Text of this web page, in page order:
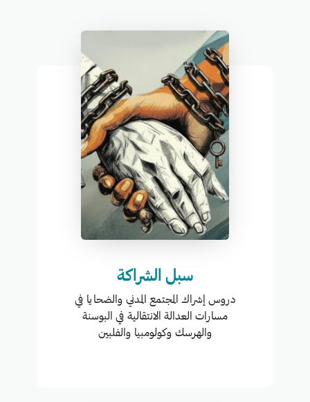
سبل الشراكة
دروس إشراك المجتمع المدني والضحايا في
مسارات العدالة الانتقالية في البوسنة
والهرسك وكولومبيا والفلبين